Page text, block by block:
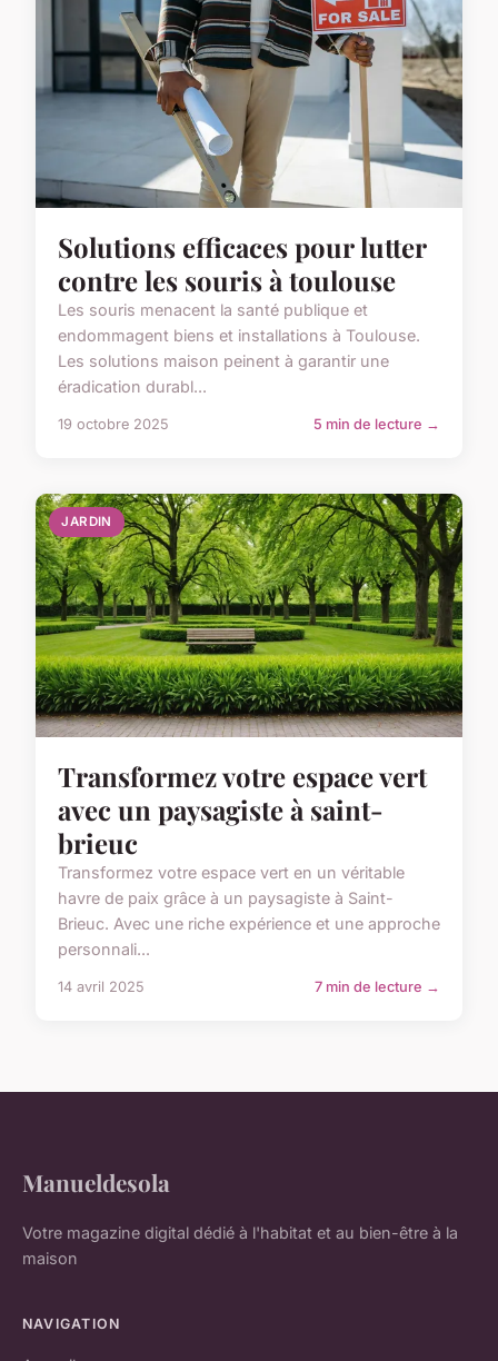
Solutions efficaces pour lutter
contre les souris à toulouse
Les souris menacent la santé publique et
endommagent biens et installations à Toulouse.
Les solutions maison peinent à garantir une
éradication durabl...
19 octobre 2025 5 min de lecture →
JARDIN
Transformez votre espace vert
avec un paysagiste à saint-
brieuc
Transformez votre espace vert en un véritable
havre de paix grâce à un paysagiste à Saint-
Brieuc. Avec une riche expérience et une approche
personnali...
14 avril 2025 7 min de lecture →
Manueldesola
Votre magazine digital dédié à l'habitat et au bien-être à la
maison
NAVIGATION